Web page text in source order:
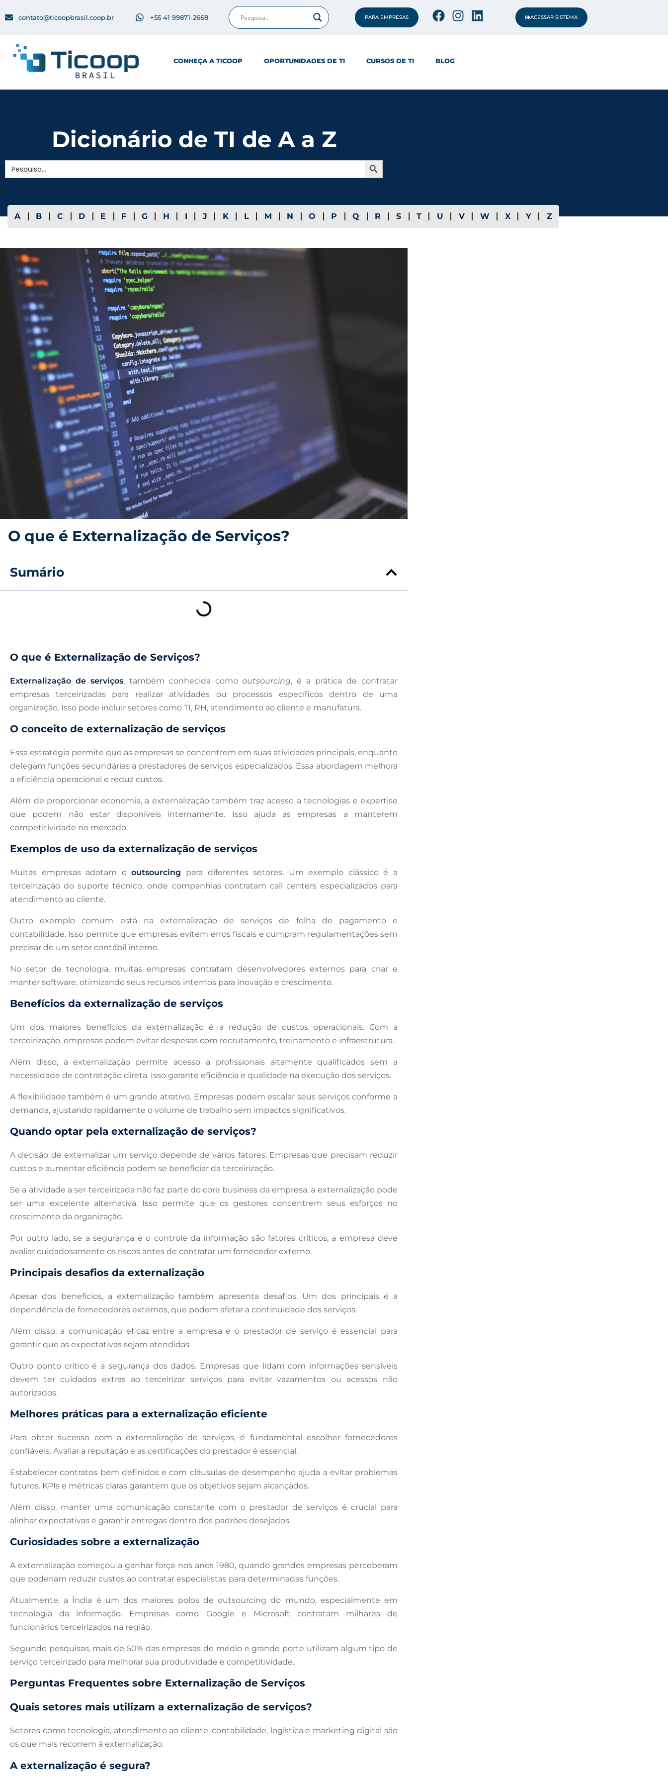
contato@ticoopbrasil.coop.br +55 41 99871-2668 PARA EMPRESAS ACESSAR SISTEMA
CONHEÇA A TICOOP OPORTUNIDADES DE TI CURSOS DE TI BLOG
Dicionário de TI de A a Z
Search
for:
Search Button
A B C D E F G H I J K L M N O P Q R S T U V W X Y Z
O que é Externalização de Serviços?
Sumário
O que é Externalização de Serviços?
Externalização de serviços, também conhecida comooutsourcing, é a prática de contratar
empresas terceirizadas para realizar atividades ou processos específicos dentro de uma
organização. Isso pode incluir setores como TI, RH, atendimento ao cliente e manufatura.
O conceito de externalização de serviços
Essa estratégia permite que as empresas se concentrem em suas atividades principais, enquanto
delegam funções secundárias a prestadores de serviços especializados. Essa abordagem melhora
a eficiência operacional e reduz custos.
Além de proporcionar economia, a externalização também traz acesso a tecnologias e expertise
que podem não estar disponíveis internamente. Isso ajuda as empresas a manterem
competitividade no mercado.
Exemplos de uso da externalização de serviços
Muitas empresas adotam ooutsourcing para diferentes setores. Um exemplo clássico é a
terceirização do suporte técnico, onde companhias contratam call centers especializados para
atendimento ao cliente.
Outro exemplo comum está na externalização de serviços de folha de pagamento e
contabilidade. Isso permite que empresas evitem erros fiscais e cumpram regulamentações sem
precisar de um setor contábil interno.
No setor de tecnologia, muitas empresas contratam desenvolvedores externos para criar e
manter software, otimizando seus recursos internos para inovação e crescimento.
Benefícios da externalização de serviços
Um dos maiores benefícios da externalização é a redução de custos operacionais. Com a
terceirização, empresas podem evitar despesas com recrutamento, treinamento e infraestrutura.
Além disso, a externalização permite acesso a profissionais altamente qualificados sem a
necessidade de contratação direta. Isso garante eficiência e qualidade na execução dos serviços.
A flexibilidade também é um grande atrativo. Empresas podem escalar seus serviços conforme a
demanda, ajustando rapidamente o volume de trabalho sem impactos significativos.
Quando optar pela externalização de serviços?
A decisão de externalizar um serviço depende de vários fatores. Empresas que precisam reduzir
custos e aumentar eficiência podem se beneficiar da terceirização.
Se a atividade a ser terceirizada não faz parte do core business da empresa, a externalização pode
ser uma excelente alternativa. Isso permite que os gestores concentrem seus esforços no
crescimento da organização.
Por outro lado, se a segurança e o controle da informação são fatores críticos, a empresa deve
avaliar cuidadosamente os riscos antes de contratar um fornecedor externo.
Principais desafios da externalização
Apesar dos benefícios, a externalização também apresenta desafios. Um dos principais é a
dependência de fornecedores externos, que podem afetar a continuidade dos serviços.
Além disso, a comunicação eficaz entre a empresa e o prestador de serviço é essencial para
garantir que as expectativas sejam atendidas.
Outro ponto crítico é a segurança dos dados. Empresas que lidam com informações sensíveis
devem ter cuidados extras ao terceirizar serviços para evitar vazamentos ou acessos não
autorizados.
Melhores práticas para a externalização eficiente
Para obter sucesso com a externalização de serviços, é fundamental escolher fornecedores
confiáveis. Avaliar a reputação e as certificações do prestador é essencial.
Estabelecer contratos bem definidos e com cláusulas de desempenho ajuda a evitar problemas
futuros. KPIs e métricas claras garantem que os objetivos sejam alcançados.
Além disso, manter uma comunicação constante com o prestador de serviços é crucial para
alinhar expectativas e garantir entregas dentro dos padrões desejados.
Curiosidades sobre a externalização
A externalização começou a ganhar força nos anos 1980, quando grandes empresas perceberam
que poderiam reduzir custos ao contratar especialistas para determinadas funções.
Atualmente, a Índia é um dos maiores polos de outsourcing do mundo, especialmente em
tecnologia da informação. Empresas como Google e Microsoft contratam milhares de
funcionários terceirizados na região.
Segundo pesquisas, mais de 50% das empresas de médio e grande porte utilizam algum tipo de
serviço terceirizado para melhorar sua produtividade e competitividade.
Perguntas Frequentes sobre Externalização de Serviços
Quais setores mais utilizam a externalização de serviços?
Setores como tecnologia, atendimento ao cliente, contabilidade, logística e marketing digital são
os que mais recorrem à externalização.
A externalização é segura?